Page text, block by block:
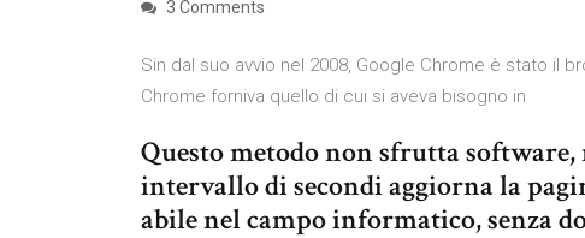
3 Comments
Sin dal suo avvio nel 2008, Google Chrome è stato il
Chrome forniva quello di cui si aveva bisogno in
Questo metodo non sfrutta
intervallo di secondi aggiorna la
abile nel campo informatico, senza